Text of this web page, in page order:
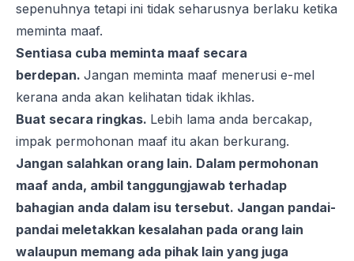
sepenuhnya tetapi ini tidak seharusnya berlaku ketika
meminta maaf.
Sentiasa cuba meminta maaf secara
berdepan. Jangan meminta maaf menerusi e-mel
kerana anda akan kelihatan tidak ikhlas.
Buat secara ringkas. Lebih lama anda bercakap,
impak permohonan maaf itu akan berkurang.
Jangan salahkan orang lain. Dalam permohonan
maaf anda, ambil tanggungjawab terhadap
bahagian anda dalam isu tersebut. Jangan pandai-
pandai meletakkan kesalahan pada orang lain
walaupun memang ada pihak lain yang juga